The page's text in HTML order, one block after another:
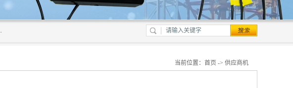
工的公司，拥有完整、科学的质量管理体系。
当前位置： 首页 -> 供应商机